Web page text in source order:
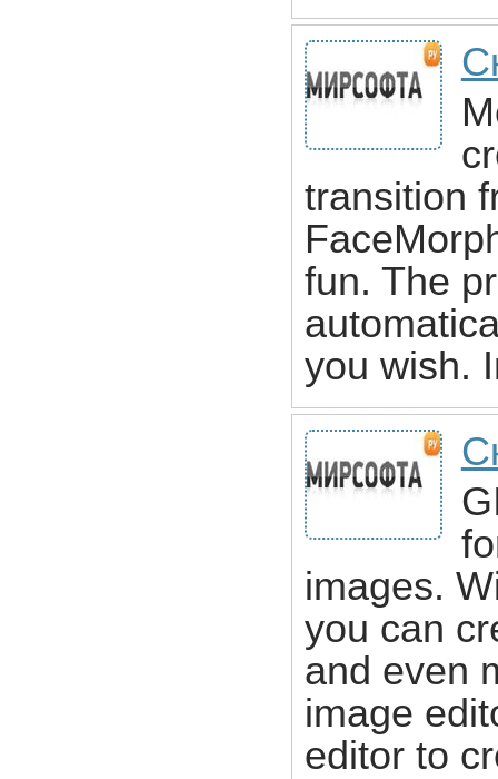
transition
fun. The
you wish.
images.
you can
and even
image
editor to